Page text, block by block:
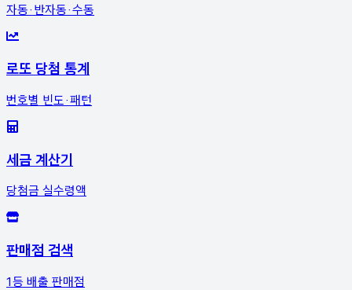
자동·반자동·수동
로또 당첨 통계
번호별 빈도·패턴
세금 계산기
당첨금 실수령액
판매점 검색
1등 배출 판매점